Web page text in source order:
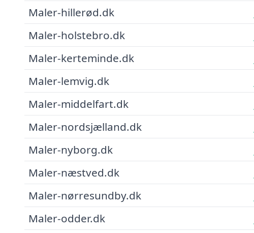
Maler-hillerød.dk
Maler-holstebro.dk
Maler-kerteminde.dk
Maler-lemvig.dk
Maler-middelfart.dk
Maler-nordsjælland.dk
Maler-nyborg.dk
Maler-næstved.dk
Maler-nørresundby.dk
Maler-odder.dk